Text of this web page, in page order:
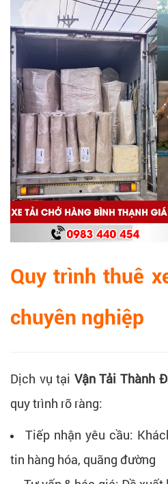
Quy trình thuê
chuyên nghiệp
Dịch vụ tại Vận Tải Thành
quy trình rõ ràng:
Tiếp nhận yêu cầu:
tin hàng hóa, quãng đường